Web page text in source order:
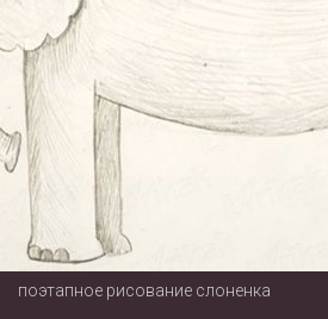
поэтапное рисование слоненка